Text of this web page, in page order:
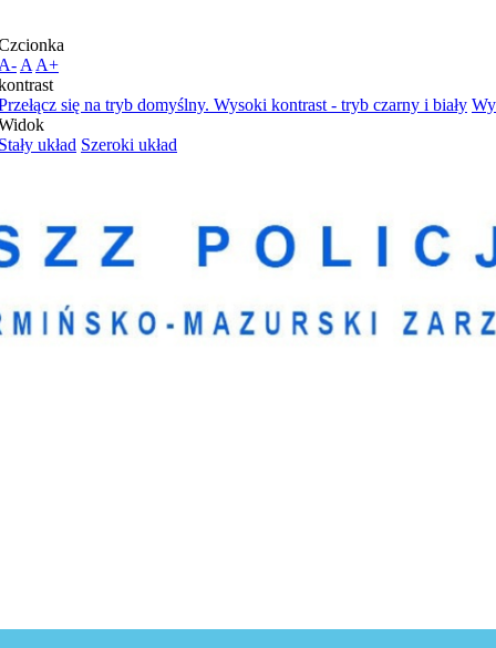
A A+
się na tryb domyślny. Wysoki kontrast - tryb czarny i biały
układ Szeroki układ